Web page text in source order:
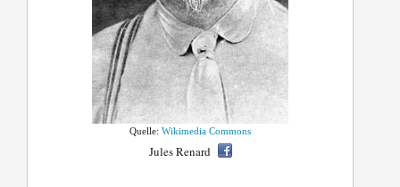
Quelle:Wikimedia Commons
Jules Renard